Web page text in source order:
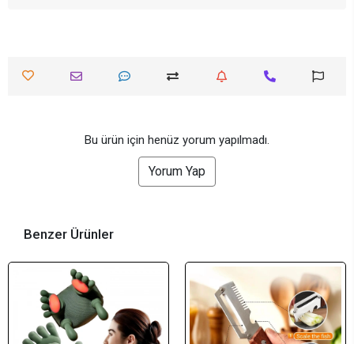
Bu ürün için henüz yorum yapılmadı.
Yorum Yap
Benzer Ürünler